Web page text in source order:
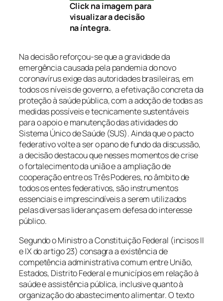
Click na imagem para
visualizar a decisão
na íntegra.
Na decisão reforçou-se que a gravidade da
emergência causada pela pandemia do novo
coronavírus exige das autoridades brasileiras, em
todos os níveis de governo, a efetivação concreta da
proteção à saúde pública, com a adoção de todas as
medidas possíveis e tecnicamente sustentáveis
para o apoio e manutenção das atividades do
Sistema Único de Saúde (SUS). Ainda que o pacto
federativo volte a ser o pano de fundo da discussão,
a decisão destacou que nesses momentos de crise
o fortalecimento da união e a ampliação de
cooperação entre os Três Poderes, no âmbito de
todos os entes federativos, são instrumentos
essenciais e imprescindíveis a serem utilizados
pelas diversas lideranças em defesa do interesse
público.
Segundo o Ministro a Constituição Federal (incisos II
e IX do artigo 23) consagra a existência de
competência administrativa comum entre União,
Estados, Distrito Federal e municípios em relação à
saúde e assistência pública, inclusive quanto à
organização do abastecimento alimentar. O texto